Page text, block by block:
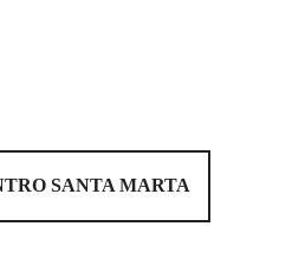
SANTA MARTA